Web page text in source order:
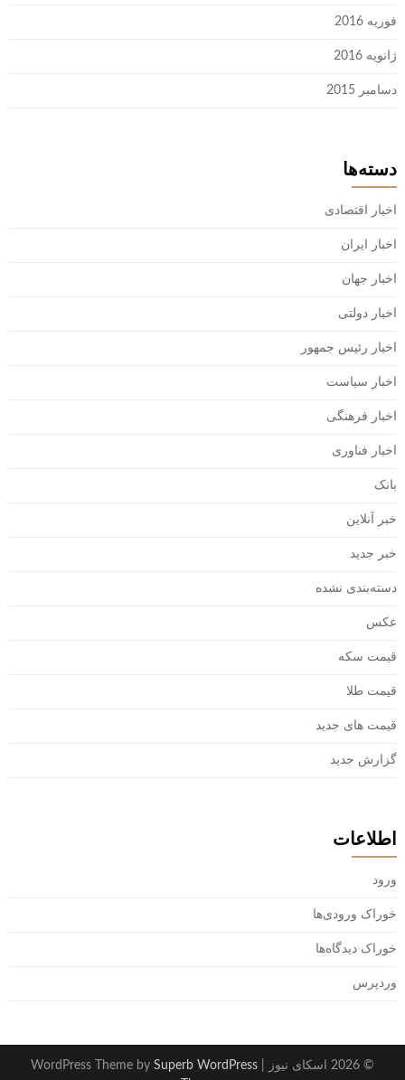
فوریه 2016
ژانویه 2016
دسامبر 2015
دسته‌ها
اخبار اقتصادی
اخبار ایران
اخبار جهان
اخبار دولتی
اخبار رئیس جمهور
اخبار سیاست
اخبار فرهنگی
اخبار فناوری
بانک
خبر آنلاین
خبر جدید
دسته‌بندی نشده
عکس
قیمت سکه
قیمت طلا
قیمت های جدید
گزارش جدید
اطلاعات
ورود
خوراک ورودی‌ها
خوراک دیدگاه‌ها
وردپرس
© 2026 اسکای نیوز
Superb WordPress